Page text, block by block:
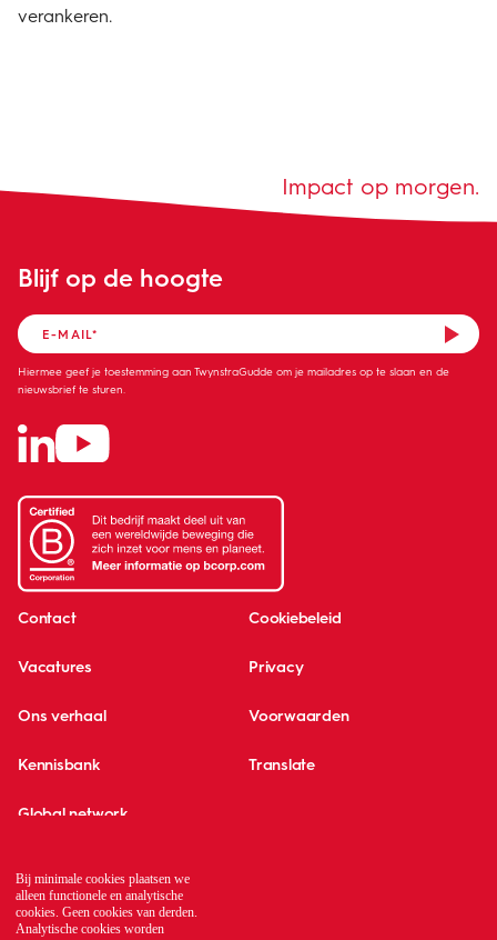
Bij minimale cookies plaatsen we
alleen functionele en analytische
cookies. Geen cookies van derden.
Analytische cookies worden
verankeren.
Contact Cookiebeleid
Vacatures Privacy
Ons verhaal Voorwaarden
Kennisbank Translate
Global network
Blijf op de hoogte
Hiermee geef je toestemming aan TwynstraGudde om je mailadres op te slaan en de
nieuwsbrief te sturen.
Impact op morgen.